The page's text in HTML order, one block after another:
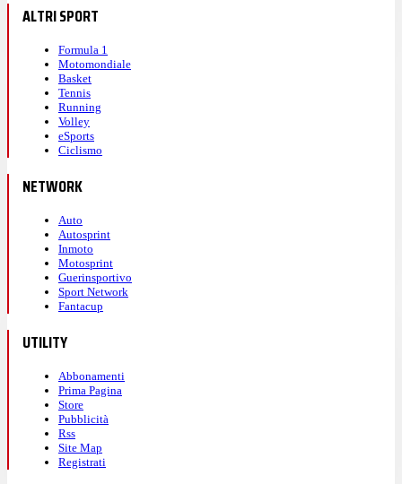
ALTRI SPORT
Formula 1
Motomondiale
Basket
Tennis
Running
Volley
eSports
Ciclismo
NETWORK
Auto
Autosprint
Inmoto
Motosprint
Guerinsportivo
Sport Network
Fantacup
UTILITY
Abbonamenti
Prima Pagina
Store
Pubblicità
Rss
Site Map
Registrati